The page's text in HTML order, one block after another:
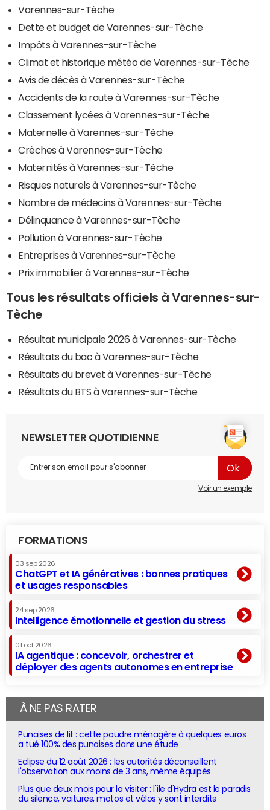
Varennes-sur-Tèche
Dette et budget de Varennes-sur-Tèche
Impôts à Varennes-sur-Tèche
Climat et historique météo de Varennes-sur-Tèche
Avis de décès à Varennes-sur-Tèche
Accidents de la route à Varennes-sur-Tèche
Classement lycées à Varennes-sur-Tèche
Maternelle à Varennes-sur-Tèche
Crèches à Varennes-sur-Tèche
Maternités à Varennes-sur-Tèche
Risques naturels à Varennes-sur-Tèche
Nombre de médecins à Varennes-sur-Tèche
Délinquance à Varennes-sur-Tèche
Pollution à Varennes-sur-Tèche
Entreprises à Varennes-sur-Tèche
Prix immobilier à Varennes-sur-Tèche
Tous les résultats officiels à Varennes-sur-
Tèche
Résultat municipale 2026 à Varennes-sur-Tèche
Résultats du bac à Varennes-sur-Tèche
Résultats du brevet à Varennes-sur-Tèche
Résultats du BTS à Varennes-sur-Tèche
NEWSLETTER QUOTIDIENNE
Voir un exemple
FORMATIONS
03 sep 2026
ChatGPT et IA génératives : bonnes pratiques
et usages responsables
24 sep 2026
Intelligence émotionnelle et gestion du stress
01 oct 2026
IA agentique : concevoir, orchestrer et
déployer des agents autonomes en entreprise
À NE PAS RATER
Punaises de lit : cette poudre ménagère à quelques euros
a tué 100% des punaises dans une étude
Eclipse du 12 août 2026 : les autorités déconseillent
l'observation aux moins de 3 ans, même équipés
Plus que deux mois pour la visiter : l'île d'Hydra est le paradis
du silence, voitures, motos et vélos y sont interdits